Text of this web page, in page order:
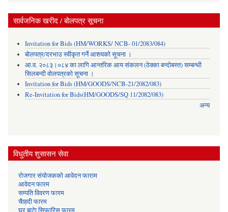
सार्वजनिक खरीद / बोलपत्र सूचना
Invitation for Bids (HM/WORKS/ NCB- 01/2083/084)
बोलपत्र/दरभाउ स्वीकृत गर्ने आशयको सूचना ।
आ.व. २०८३।०८४ का लागि आन्तरिक आय संकलन (ठेक्का बन्दोबस्त) सम्बन्धी
सिलबन्दी वोलपत्रको सूचना ।
Invitation for Bids (HM/GOODS/NCB-21/2082/083)
Re-Invitation for Bids(HM/GOODS/SQ 11/2082/083)
अन्य
विधुतीय शुसासन सेवा
रोजगार संयोजकको आवेदन फाराम
आवेदन फारम
सम्पति विवरण फारम
चैाहदी फारम
घर बाटेा सिफारिस फारम